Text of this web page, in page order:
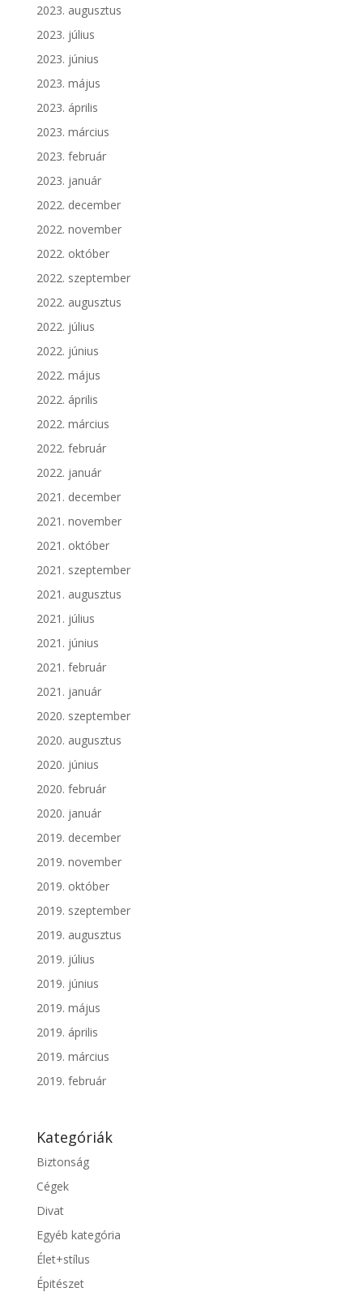
2023. augusztus
2023. július
2023. június
2023. május
2023. április
2023. március
2023. február
2023. január
2022. december
2022. november
2022. október
2022. szeptember
2022. augusztus
2022. július
2022. június
2022. május
2022. április
2022. március
2022. február
2022. január
2021. december
2021. november
2021. október
2021. szeptember
2021. augusztus
2021. július
2021. június
2021. február
2021. január
2020. szeptember
2020. augusztus
2020. június
2020. február
2020. január
2019. december
2019. november
2019. október
2019. szeptember
2019. augusztus
2019. július
2019. június
2019. május
2019. április
2019. március
2019. február
Kategóriák
Biztonság
Cégek
Divat
Egyéb kategória
Élet+stílus
Épitészet